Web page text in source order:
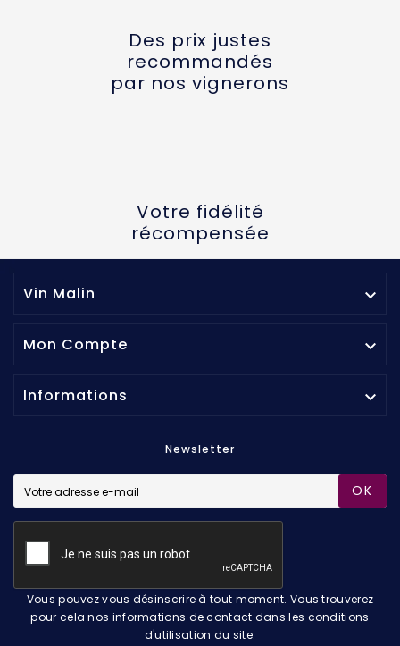
Des prix justes
recommandés
par nos vignerons
Votre fidélité
récompensée
Vin Malin 
Mon Compte 
Informations 
Newsletter
OK
Vous pouvez vous désinscrire à tout moment. Vous trouverez
pour cela nos informations de contact dans les conditions
d'utilisation du site.